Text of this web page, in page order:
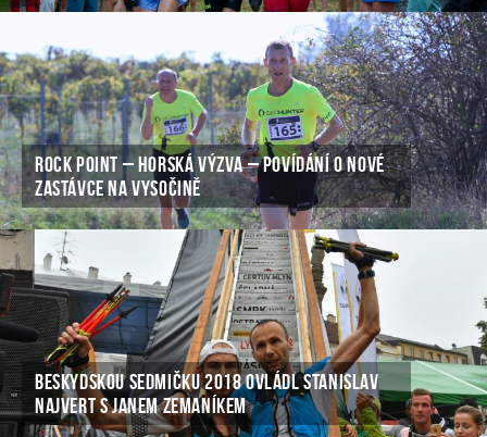
ROCK POINT – HORSKÁ VÝZVA – POVÍDÁNÍ O NOVÉ
ZASTÁVCE NA VYSOČINĚ
BESKYDSKOU SEDMIČKU 2018 OVLÁDL STANISLAV
NAJVERT S JANEM ZEMANÍKEM